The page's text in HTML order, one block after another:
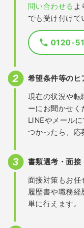
問い合わせる よ
でも受け付けて
0120-
希望条件等のヒ
現在の状況や転
ーにお聞かせく
LINEやメール
つかったら、応
書類選考・面接
面接対策もお任
履歴書や職務
単に行えます。